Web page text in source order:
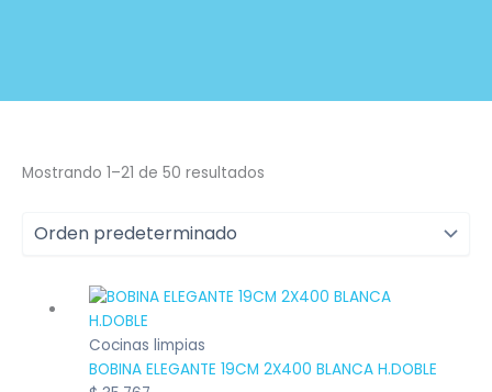
Mostrando 1–21 de 50 resultados
Cocinas limpias
BOBINA ELEGANTE 19CM 2X400 BLANCA H.DOBLE